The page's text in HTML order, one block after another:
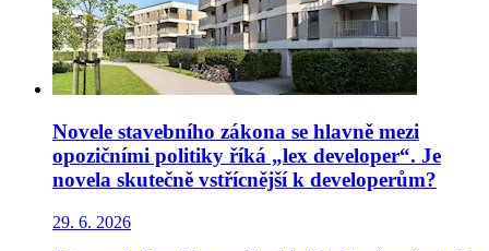
Novele stavebního zákona se hlavně mezi
opozičními politiky říká „lex developer“. Je
novela skutečně vstřícnější k developerům?
29. 6. 2026